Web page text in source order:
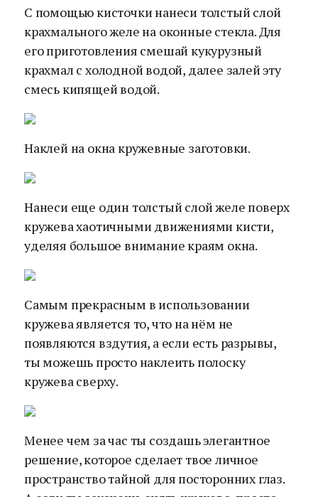
С помощью кисточки нанеси толстый слой
крахмального желе на оконные стекла. Для
его приготовления смешай кукурузный
крахмал с холодной водой, далее залей эту
смесь кипящей водой.
Наклей на окна кружевные заготовки.
Нанеси еще один толстый слой желе поверх
кружева хаотичными движениями кисти,
уделяя большое внимание краям окна.
Самым прекрасным в использовании
кружева является то, что на нём не
появляются вздутия, а если есть разрывы,
ты можешь просто наклеить полоску
кружева сверху.
Менее чем за час ты создашь элегантное
решение, которое сделает твое личное
пространство тайной для посторонних глаз.